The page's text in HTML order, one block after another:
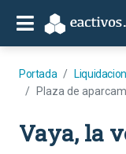
Portada
Plaza de
Vaya, la